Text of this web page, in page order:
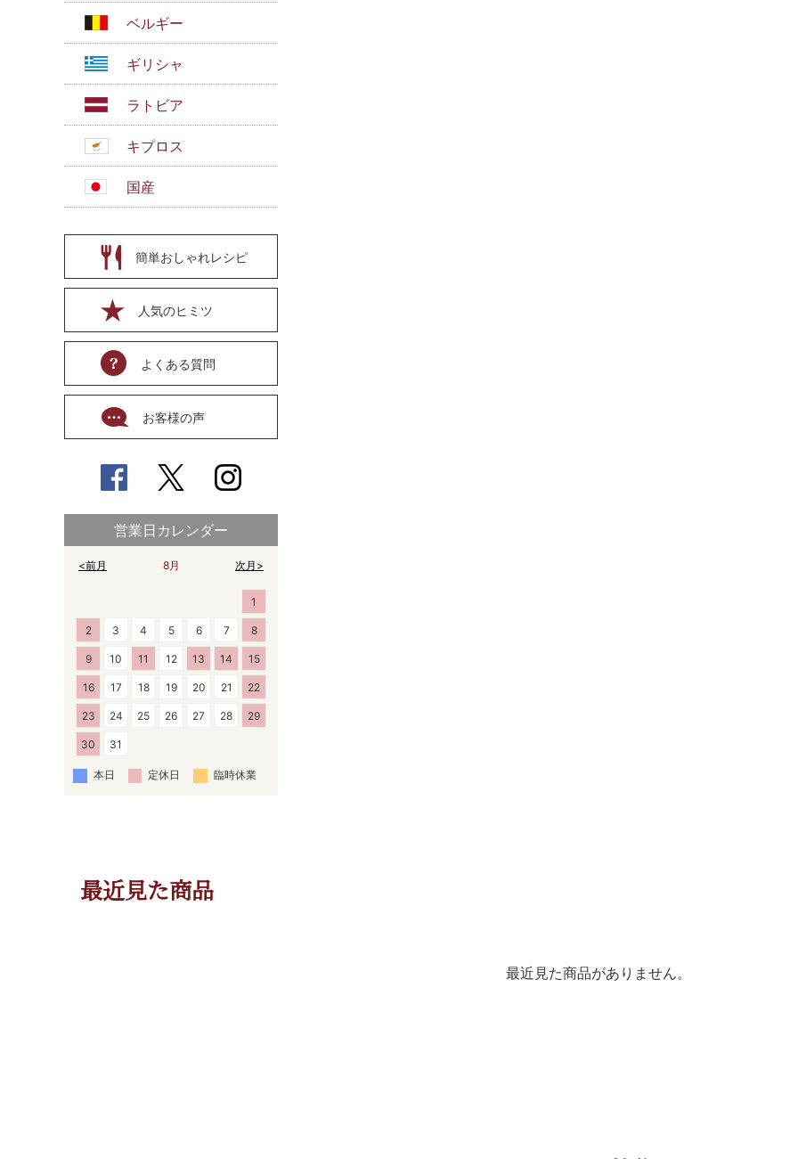
ベルギー
ギリシャ
ラトビア
キプロス
国産
簡単おしゃれレシピ
人気のヒミツ
よくある質問
お客様の声
営業日カレンダー
8月
<前月 次月>
1
2 3 4 5 6 7 8
9 10 11 12 13 14 15
16 17 18 19 20 21 22
23 24 25 26 27 28 29
30 31
本日 定休日 臨時休業
最近見た商品
最近見た商品がありません。